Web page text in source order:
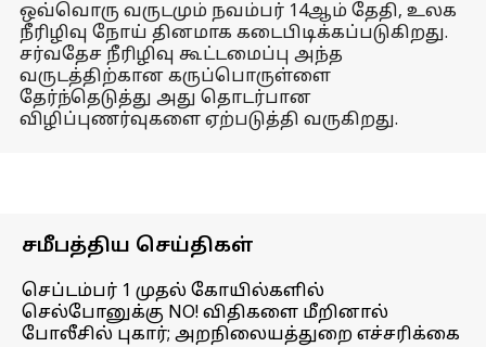
ஒவ்வொரு வருடமும் நவம்பர் 14ஆம் தேதி, உலக
நீரிழிவு நோய் தினமாக கடைபிடிக்கப்படுகிறது.
சர்வதேச நீரிழிவு கூட்டமைப்பு அந்த
வருடத்திற்கான கருப்பொருள்ளை
தேர்ந்தெடுத்து அது தொடர்பான
விழிப்புணர்வுகளை ஏற்படுத்தி வருகிறது.
சமீபத்திய செய்திகள்
செப்டம்பர் 1 முதல் கோயில்களில்
செல்போனுக்கு NO! விதிகளை மீறினால்
போலீசில் புகார்; அறநிலையத்துறை எச்சரிக்கை